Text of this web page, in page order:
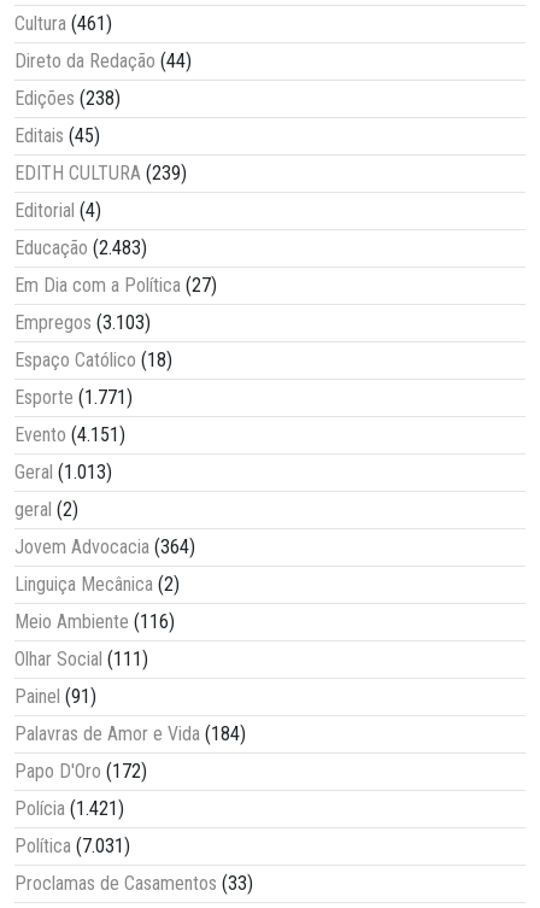
Cultura (461)
Direto da Redação (44)
Edições (238)
Editais (45)
EDITH CULTURA (239)
Editorial (4)
Educação (2.483)
Em Dia com a Política (27)
Empregos (3.103)
Espaço Católico (18)
Esporte (1.771)
Evento (4.151)
Geral (1.013)
geral (2)
Jovem Advocacia (364)
Linguiça Mecânica (2)
Meio Ambiente (116)
Olhar Social (111)
Painel (91)
Palavras de Amor e Vida (184)
Papo D'Oro (172)
Polícia (1.421)
Política (7.031)
Proclamas de Casamentos (33)